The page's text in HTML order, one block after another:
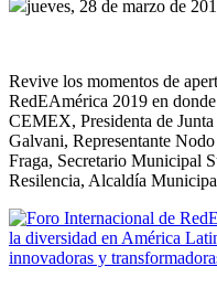
jueves, 28 de marzo de
Revive los momentos de
RedEAmérica 2019 en
CEMEX, Presidenta de
Galvani, Representante
Fraga, Secretario Municipal
Resilencia, Alcaldía